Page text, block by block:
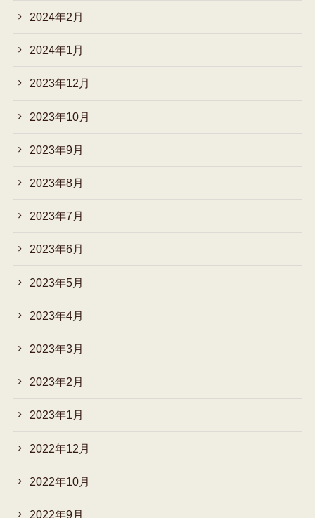
2024年2月
2024年1月
2023年12月
2023年10月
2023年9月
2023年8月
2023年7月
2023年6月
2023年5月
2023年4月
2023年3月
2023年2月
2023年1月
2022年12月
2022年10月
2022年9月